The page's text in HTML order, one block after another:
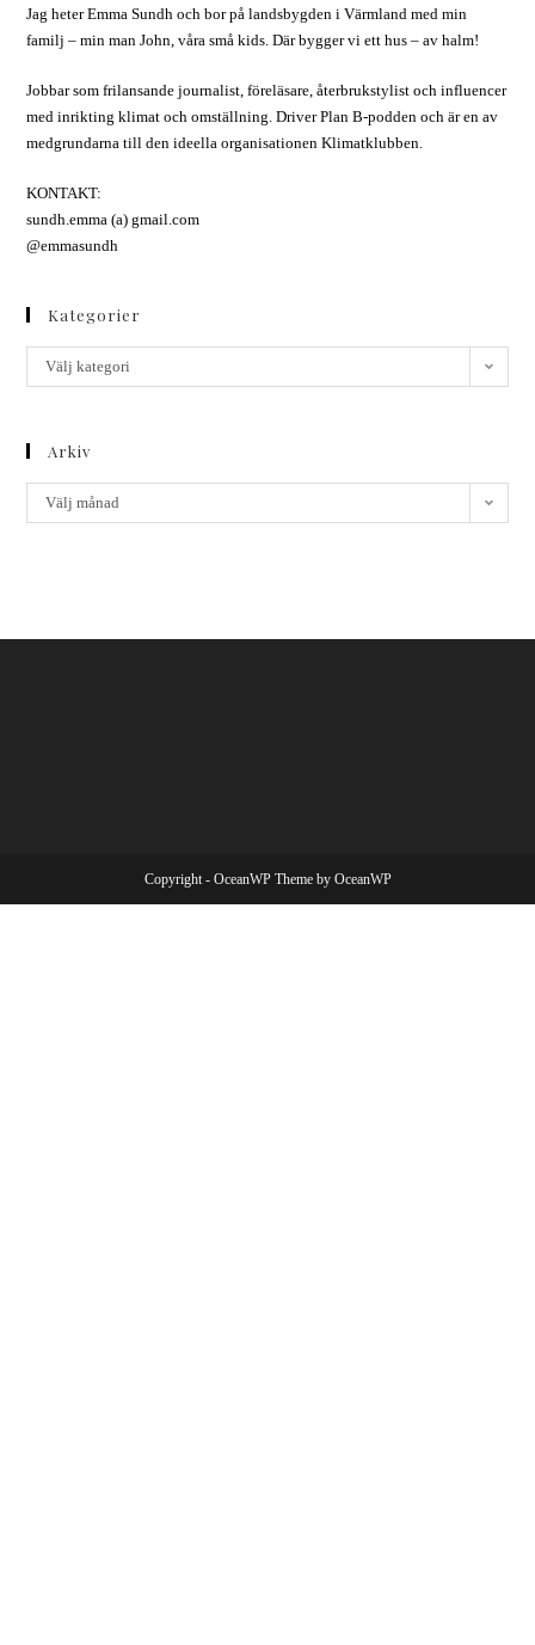
Jag heter Emma Sundh och bor på landsbygden i Värmland med min
familj – min man John, våra små kids. Där bygger vi ett hus – av halm!
Jobbar som frilansande journalist, föreläsare, återbrukstylist och influencer
med inrikting klimat och omställning. Driver Plan B-podden och är en av
medgrundarna till den ideella organisationen Klimatklubben.
KONTAKT:
sundh.emma (a) gmail.com
@emmasundh
Kategorier
Välj kategori
Arkiv
Välj månad
Copyright - OceanWP Theme by OceanWP